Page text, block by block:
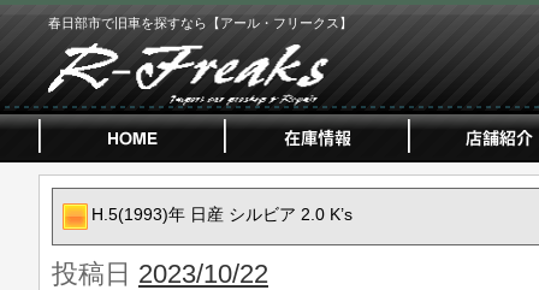
春日部市で旧車を探すなら【アール・フリークス】
H.5(1993)年 日産 シルビア 2.0 K’s
投稿日 2023/10/22